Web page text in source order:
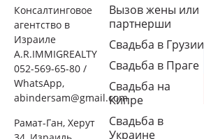
Консалтинговое
агентство в
Израиле
A.R.IMMIGREALTY
052-569-65-80 /
WhatsApp,
abindersam@gmail.com
Рамат-Ган, Херут
Вызов жены или
партнерши
Свадьба в Грузии
Свадьба в Праге
Свадьба на
Кипре
Свадьба в
Украине